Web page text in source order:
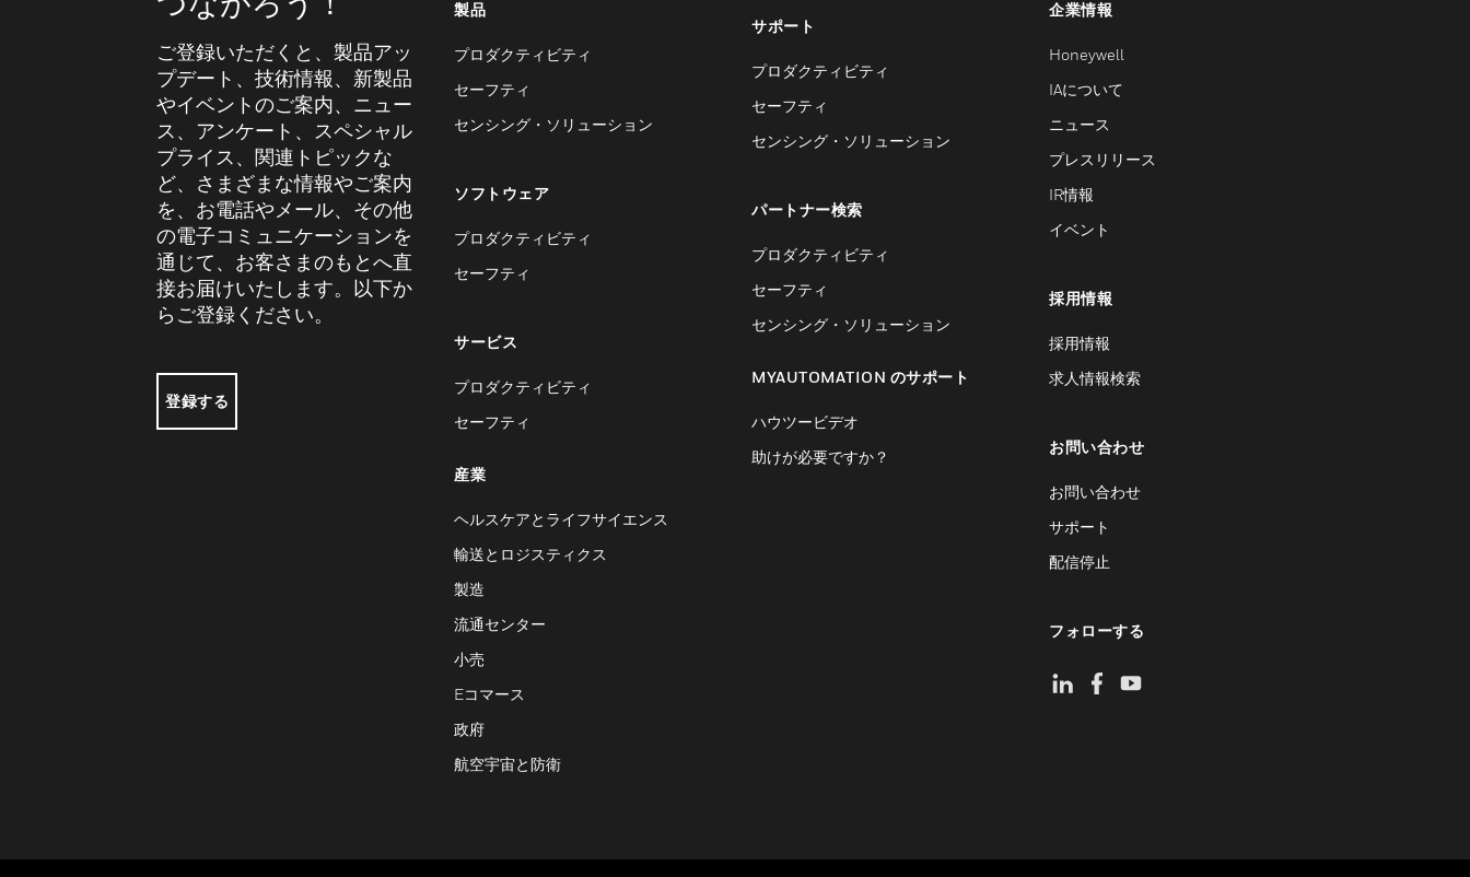
ご登録いただくと、製品アッ
プデート、技術情報、新製品
やイベントのご案内、ニュー
ス、アンケート、スペシャル
プライス、関連トピックな
ど、さまざまな情報やご案内
を、お電話やメール、その他
の電子コミュニケーションを
通じて、お客さまのもとへ直
接お届けいたします。以下か
らご登録ください。
登録する
製品
プロダクティビティ
セーフティ
センシング・ソリューション
ソフトウェア
プロダクティビティ
セーフティ
サービス
プロダクティビティ
セーフティ
産業
ヘルスケアとライフサイエンス
輸送とロジスティクス
製造
流通センター
小売
Eコマース
政府
航空宇宙と防衛
サポート
プロダクティビティ
セーフティ
センシング・ソリューション
パートナー検索
プロダクティビティ
セーフティ
センシング・ソリューション
MYAUTOMATION のサポート
ハウツービデオ
助けが必要ですか？
企業情報
Honeywell
IAについて
ニュース
プレスリリース
IR情報
イベント
採用情報
採用情報
求人情報検索
お問い合わせ
お問い合わせ
サポート
配信停止
フォローする